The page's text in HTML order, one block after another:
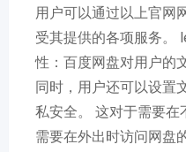
用户可以通过以上官网
受其提供的各项服务。
性：百度网盘对用户的
同时，用户还可以设置
私安全。 这对于需要
需要在外出时访问网盘